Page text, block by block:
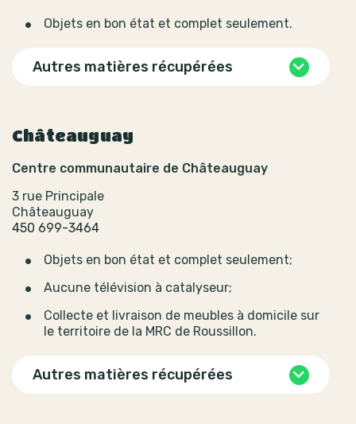
Objets en bon état et complet seulement.
Autres matières récupérées
Châteauguay
Centre communautaire de Châteauguay
3 rue Principale
Châteauguay
450 699-3464
Objets en bon état et complet seulement;
Aucune télévision à catalyseur;
Collecte et livraison de meubles à domicile sur
le territoire de la MRC de Roussillon.
Autres matières récupérées